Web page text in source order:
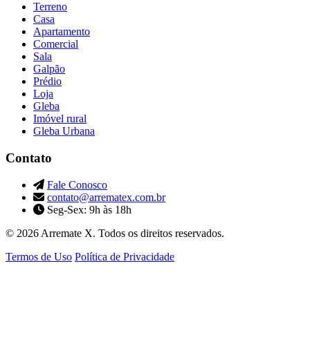
Terreno
Casa
Apartamento
Comercial
Sala
Galpão
Prédio
Loja
Gleba
Imóvel rural
Gleba Urbana
Contato
Fale Conosco
contato@arrematex.com.br
Seg-Sex: 9h às 18h
© 2026 Arremate X. Todos os direitos reservados.
Termos de Uso Política de Privacidade